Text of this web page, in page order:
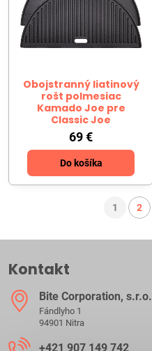
Obojstranný liatinový
rošt polmesiac
Kamado Joe pre
Classic Joe
69 €
Do košíka
1 2
Kontakt
Bite Corporation, s​.r​.o​.
Fándlyho 1
94901 Nitra
+421 907 149 742